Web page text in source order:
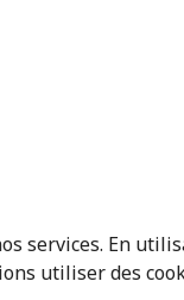
services. En
utiliser des